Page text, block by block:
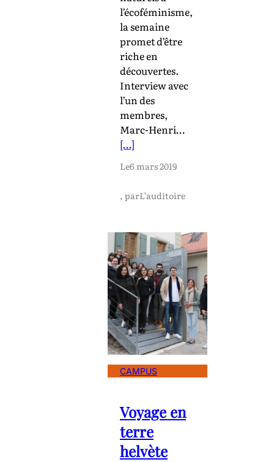
l’écoféminisme,
la semaine
promet d’être
riche en
découvertes.
Interview avec
l’un des
membres,
Marc-Henri…
[…]
Le6 mars 2019
, parL’auditoire
CAMPUS
Voyage en
terre
helvète